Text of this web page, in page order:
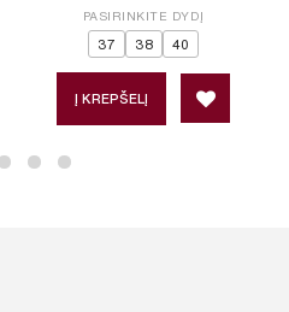
PASIRINKITE DYDĮ
37 38 40
Į KREPŠELĮ